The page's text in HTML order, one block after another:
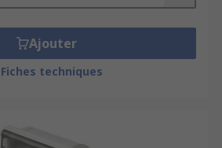
panneau repose sur
de leur utilisation.
d'impression
Ajouter
Fiches techniques